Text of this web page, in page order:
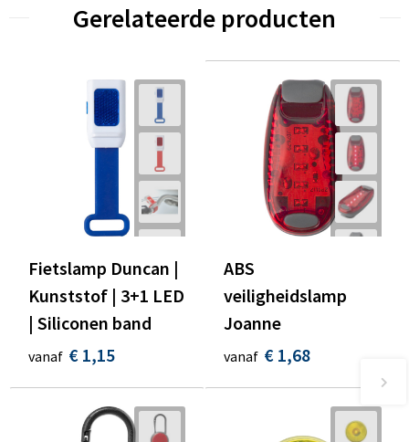
Gerelateerde producten
Fietslamp Duncan |
Kunststof | 3+1 LED
| Siliconen band
vanaf € 1,15
ABS
veiligheidslamp
Joanne
vanaf € 1,68